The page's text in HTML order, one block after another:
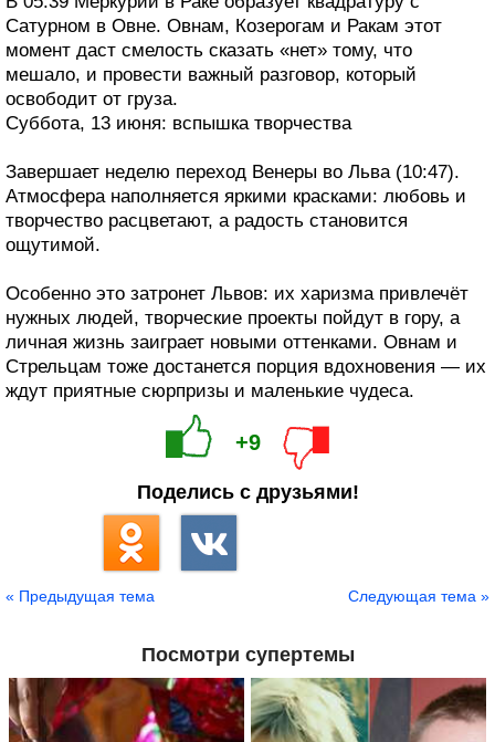
Сатурном в Овне. Овнам, Козерогам и Ракам этот
момент даст смелость сказать «нет» тому, что
мешало, и провести важный разговор, который
освободит от груза.
Суббота, 13 июня: вспышка творчества
Завершает неделю переход Венеры во Льва (10:47).
Атмосфера наполняется яркими красками: любовь и
творчество расцветают, а радость становится
ощутимой.
Особенно это затронет Львов: их харизма привлечёт
нужных людей, творческие проекты пойдут в гору, а
личная жизнь заиграет новыми оттенками. Овнам и
Стрельцам тоже достанется порция вдохновения — их
ждут приятные сюрпризы и маленькие чудеса.
+9
Поделись с друзьями!
« Предыдущая тема Следующая тема »
Посмотри супертемы